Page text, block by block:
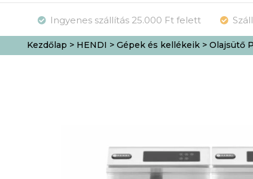
Ingyenes szállítás 25.000 Ft felett
Kezdőlap > HENDI > Gépek és kellékeik> Olajsütő